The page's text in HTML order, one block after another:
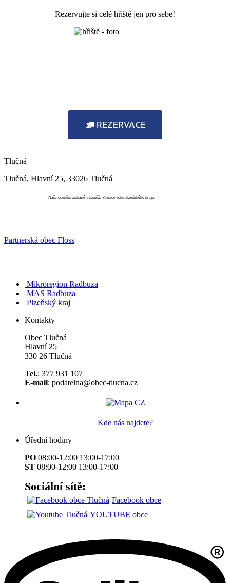
Rezervujte si celé hřiště jen pro sebe!
REZERVACE
Tlučná
Tlučná, Hlavní 25, 33026 Tlučná
Naše ocenění získané v soutěži Vesnice roku Plzeňského kraje.
Partnerská obec Floss
Mikroregion Radbuza
MAS Radbuza
Plzeňský kraj
Kontakty
Obec Tlučná
Hlavní 25
330 26 Tlučná
Tel.: 377 931 107
E-mail: podatelna@obec-tlucna.cz
Kde nás najdete?
Úřední hodiny
PO 08:00-12:00 13:00-17:00
ST 08:00-12:00 13:00-17:00
Sociální sítě:
Facebook obce
YOUTUBE obce